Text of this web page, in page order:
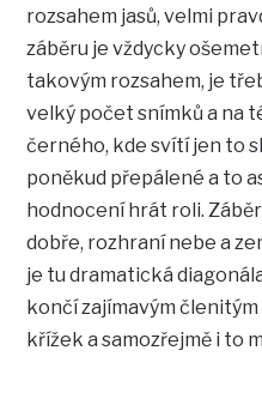
rozsahem jasů, velmi
záběru je vždycky
takovým rozsahem, je
velký počet snímků a na
černého, kde svítí jen to
poněkud přepálené a to
hodnocení hrát roli.
dobře, rozhraní nebe a
je tu dramatická
končí zajímavým
křížek a samozřejmě i to